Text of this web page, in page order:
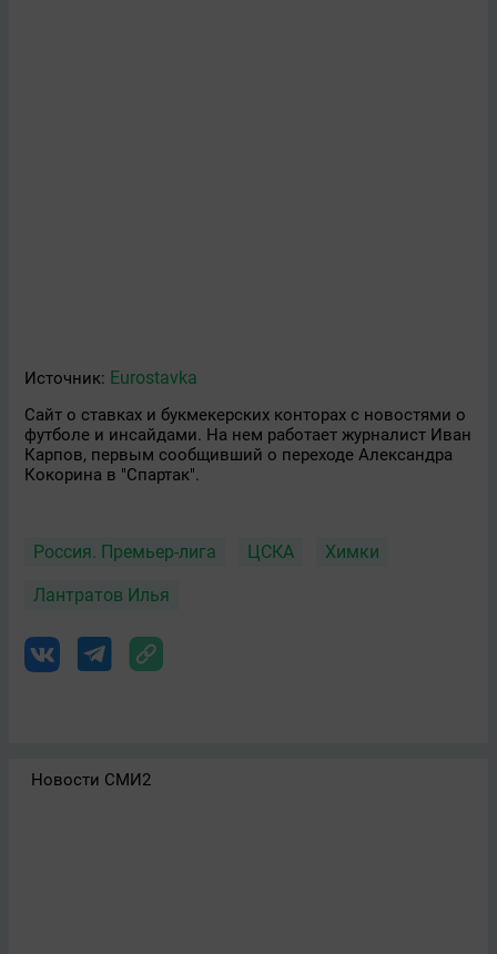
Источник: Eurostavka
Сайт о ставках и букмекерских конторах с новостями о
футболе и инсайдами. На нем работает журналист Иван
Карпов, первым сообщивший о переходе Александра
Кокорина в "Спартак".
Россия. Премьер-лига ЦСКА Химки
Лантратов Илья
Новости СМИ2